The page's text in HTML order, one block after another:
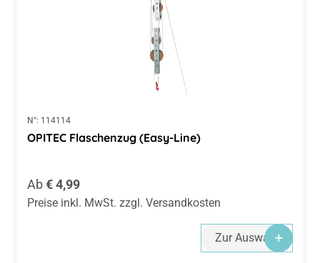
N°: 114114
OPITEC Flaschenzug (Easy-Line)
Regulärer Preis:
Ab€ 4,99
Preise inkl. MwSt. zzgl. Versandkosten
Zur Auswahl